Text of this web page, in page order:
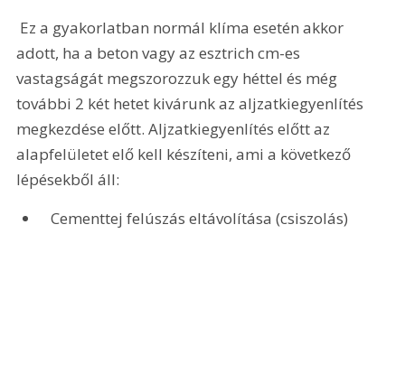
adott, ha a beton vagy az esztrich cm-es
vastagságát megszorozzuk egy héttel és még
további 2 két hetet kivárunk az aljzatkiegyenlítés
megkezdése előtt. Aljzatkiegyenlítés előtt az
alapfelületet elő kell készíteni, ami a következő
lépésekből áll:
Cementtej felúszás eltávolítása (csiszolás)